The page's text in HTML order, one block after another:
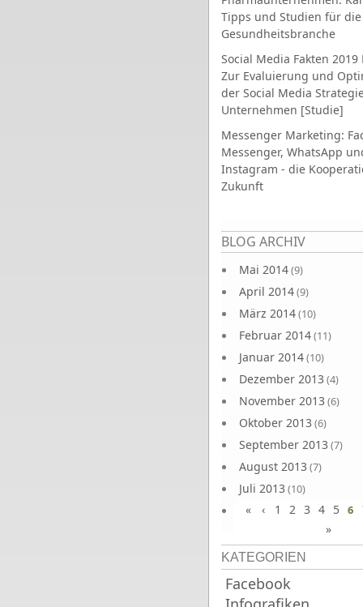
Tipps und Studien für die
Gesundheitsbranche
Social Media Fakten 2019
Zur Evaluierung und
der Social Media
Unternehmen [Studie]
Messenger Marketing:
Messenger, WhatsApp
Instagram - die
Zukunft
BLOG ARCHIV
Mai 2014(9)
April 2014(9)
März 2014(10)
Februar 2014(11)
Januar 2014(10)
Dezember 2013 (4)
November 2013 (6)
Oktober 2013 (6)
September 2013 (7)
August 2013 (7)
Juli 2013 (10)
Juni 2013(10)
Seiten
« ‹ 1 2 3 4 5 6
»
KATEGORIEN
Facebook